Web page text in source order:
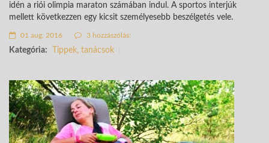
idén a riói olimpia maraton számában indul. A sportos interjúk
mellett következzen egy kicsit személyesebb beszélgetés vele.
01 aug. 2016 3 hozzászólás:
Kategória: Tippek, tanácsok